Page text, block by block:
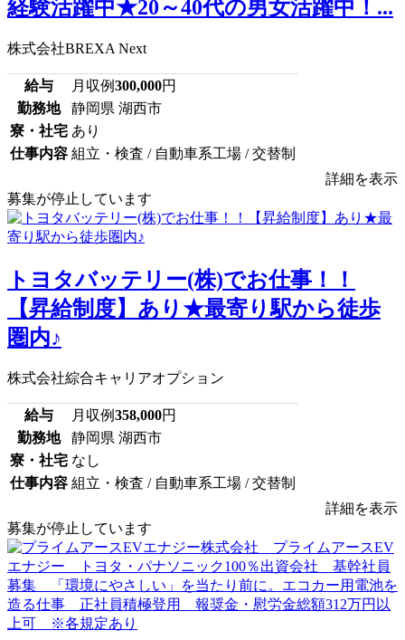
経験活躍中★20～40代の男女活躍中！...
株式会社BREXA Next
給与 月収例300,000円
勤務地
静岡県 湖西市
寮・社宅 あり
仕事内容 組立・検査 / 自動車系工場 / 交替制
詳細を表示
募集が停止しています
トヨタバッテリー(株)でお仕事！！
【昇給制度】あり★最寄り駅から徒歩
圏内♪
株式会社綜合キャリアオプション
給与 月収例358,000円
勤務地
静岡県 湖西市
寮・社宅 なし
仕事内容 組立・検査 / 自動車系工場 / 交替制
詳細を表示
募集が停止しています